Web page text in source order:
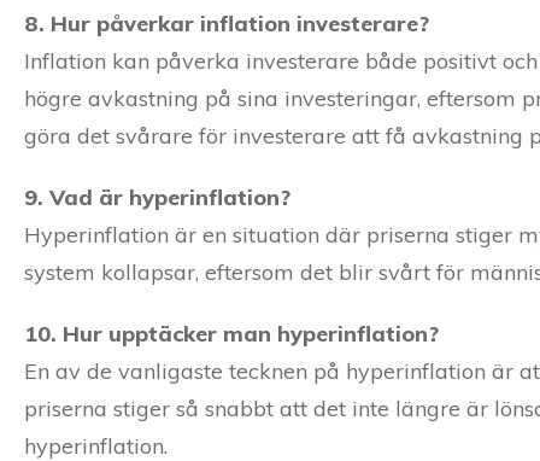
8. Hur påverkar inflation investerare?
Inflation kan påverka investerare både positivt
högre avkastning på sina investeringar, eftersom
göra det svårare för investerare att få avkastning
9. Vad är hyperinflation?
Hyperinflation är en situation där priserna stiger
system kollapsar, eftersom det blir svårt för
10. Hur upptäcker man hyperinflation?
En av de vanligaste tecknen på hyperinflation är
priserna stiger så snabbt att det inte längre är
hyperinflation.